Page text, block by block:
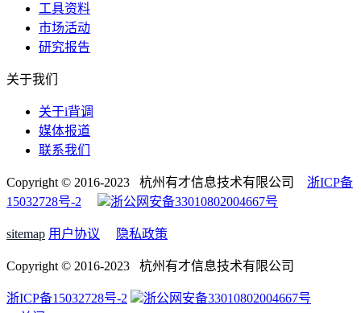
工具资料
市场活动
研究报告
关于我们
关于i背调
媒体报道
联系我们
Copyright © 2016-2023 杭州有才信息技术有限公司 浙ICP备
15032728号-2
浙公网安备33010802004667号
sitemap 用户协议 隐私政策
Copyright © 2016-2023 杭州有才信息技术有限公司
浙ICP备15032728号-2
浙公网安备33010802004667号